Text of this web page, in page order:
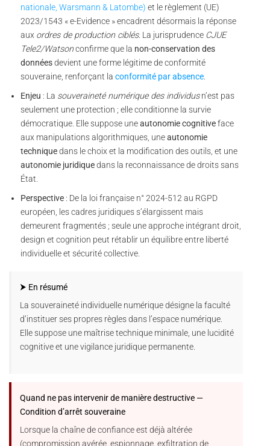
nationale, Warsmann & Latombe) et le règlement (UE)
2023/1543 « e-Evidence » encadrent désormais la réponse
aux ordres de production ciblés. La jurisprudence CJUE
Tele2/Watsonconfirme que la non-conservation des
donnéesdevient une forme légitime de conformité
souveraine, renforçant la conformité par absence.
Enjeu : La souveraineté numérique des individusn’est pas
seulement une protection ; elle conditionne la survie
démocratique. Elle suppose uneautonomie cognitiveface
aux manipulations algorithmiques, uneautonomie
techniquedans le choix et la modification des outils, et une
autonomie juridiquedans la reconnaissance de droits sans
État.
Perspective: De la loi française n° 2024-512 au RGPD
européen, les cadres juridiques s’élargissent mais
demeurent fragmentés ; seule une approche intégrant droit,
design et cognition peut rétablir un équilibre entre liberté
individuelle et sécurité collective.
⮞ En résumé
La souveraineté individuelle numérique désigne la faculté
d’instituer ses propres règles dans l’espace numérique.
Elle suppose une maîtrise technique minimale, une lucidité
cognitive et une vigilance juridique permanente.
Quand ne pas intervenir de manière destructive —
Condition d’arrêt souveraine
Lorsque la chaîne de confiance est déjà altérée
(compromission avérée, espionnage, exfiltration de